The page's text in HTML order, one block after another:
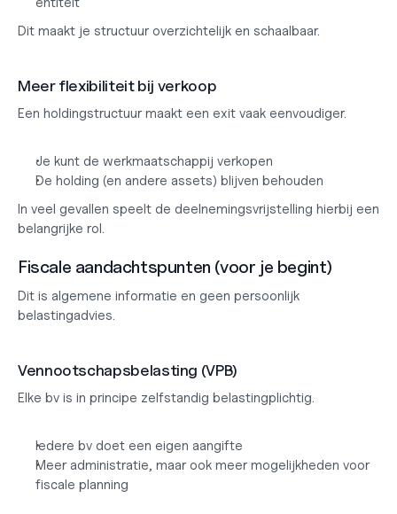
Dit maakt je structuur overzichtelijk en schaalbaar.
Meer flexibiliteit bij verkoop
Een holdingstructuur maakt een exit vaak eenvoudiger.
Je kunt de werkmaatschappij verkopen
De holding (en andere assets) blijven behouden
In veel gevallen speelt de deelnemingsvrijstelling hierbij een
belangrijke rol.
Fiscale aandachtspunten (voor je begint)
Dit is algemene informatie en geen persoonlijk
belastingadvies.
Vennootschapsbelasting (VPB)
Elke bv is in principe zelfstandig belastingplichtig.
Iedere bv doet een eigen aangifte
Meer administratie, maar ook meer mogelijkheden voor
fiscale planning